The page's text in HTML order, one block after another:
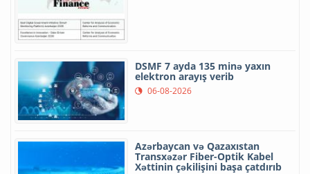
DSMF 7 ayda 135 minə yaxın
elektron arayış verib
06-08-2026
Azərbaycan və Qazaxıstan
Transxəzər Fiber-Optik Kabel
Xəttinin çəkilişini başa çatdırıb